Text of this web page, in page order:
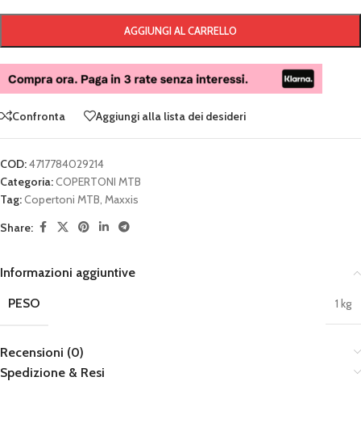
AGGIUNGI AL CARRELLO
Confronta Aggiungi alla lista dei desideri
COD:4717784029214
Categoria:COPERTONI MTB
Tag:Copertoni MTB, Maxxis
Share:
Informazioni aggiuntive
PESO
1 kg
Recensioni (0)
Spedizione & Resi